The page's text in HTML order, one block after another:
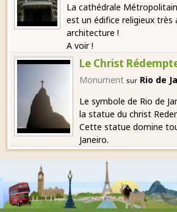
La cathédrale
est un édifice religieux très
architecture !
A voir !
Le Christ
Monument sur Rio de
Le symbole de Rio de
la statue du christ
Cette statue domine
Janeiro.